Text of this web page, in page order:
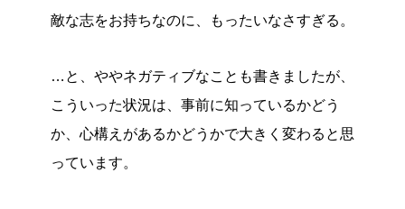
敵な志をお持ちなのに、もったいなさすぎる。
…と、ややネガティブなことも書きましたが、
こういった状況は、事前に知っているかどう
か、心構えがあるかどうかで大きく変わると思
っています。